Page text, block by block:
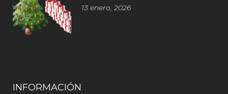
13 enero, 2026
INFORMACIÓN